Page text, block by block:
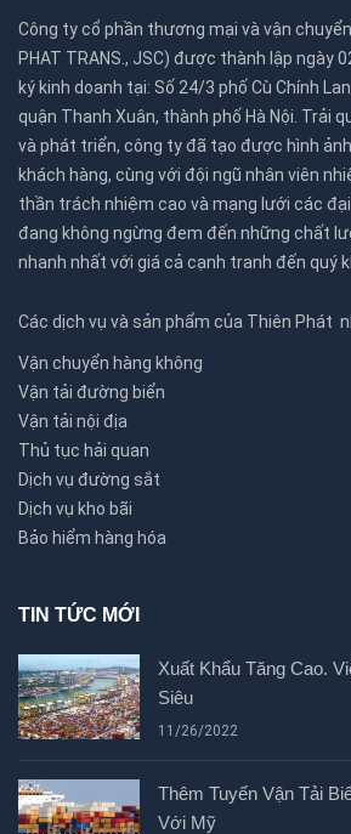
Công ty cổ phần thương mại và vận
PHAT TRANS., JSC) được thành lập ngày
ký kinh doanh tại: Số 24/3 phố Cù Chính
quận Thanh Xuân, thành phố Hà Nội. Trải
và phát triển, công ty đã tạo được hình
khách hàng, cùng với đội ngũ nhân viên
thần trách nhiệm cao và mạng lưới các
đang không ngừng đem đến những chất
nhanh nhất với giá cả cạnh tranh đến quý
Các dịch vụ và sản phẩm của Thiên Phát
Vận chuyển hàng không
Vận tải đường biển
Vận tải nội địa
Thủ tục hải quan
Dịch vụ đường sắt
Dịch vụ kho bãi
Bảo hiểm hàng hóa
TIN TỨC MỚI
Xuất Khẩu Tăng Cao.
Siêu
11/26/2022
Thêm Tuyến Vận Tải
Với Mỹ